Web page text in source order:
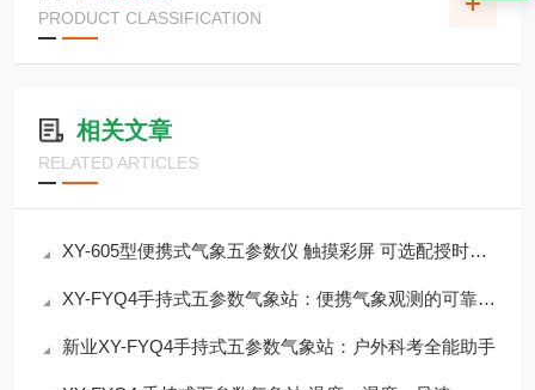
PRODUCT CLASSIFICATION
相关文章
RELATED ARTICLES
XY-605型便携式气象五参数仪 触摸彩屏 可选配授时定位
XY-FYQ4手持式五参数气象站：便携气象观测的可靠选择介绍
新业XY-FYQ4手持式五参数气象站：户外科考全能助手